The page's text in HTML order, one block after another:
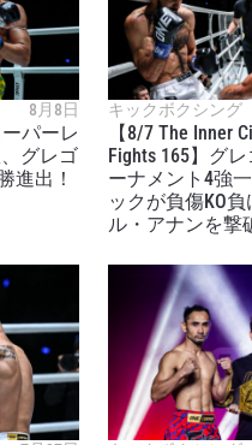
8月8日
ーパーレ
グレゴ
進出！
キックボクシング
【8/7 The Inner
Fights 165】グ
ーナメント4強
ックが負傷KO
ル・アナンを撃